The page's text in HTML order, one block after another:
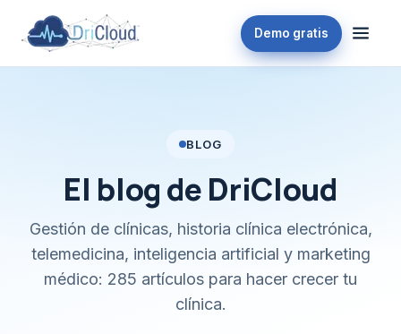
Demo gratis
BLOG
El blog de DriCloud
Gestión de clínicas, historia clínica electrónica,
telemedicina, inteligencia artificial y marketing
médico: 285 artículos para hacer crecer tu
clínica.